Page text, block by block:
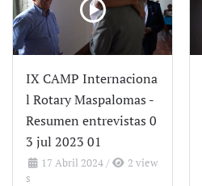
IX CAMP Internaciona
l Rotary Maspalomas -
Resumen entrevistas 0
3 jul 2023 01
17 Abril 2024/
2 view
s